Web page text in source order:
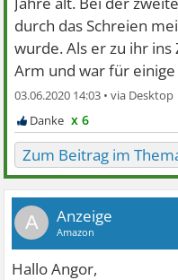
durch das Schreien
wurde. Als er zu ihr
Arm und war für
03.06.2020 14:03 •
x 6
Zum Beitrag im
A